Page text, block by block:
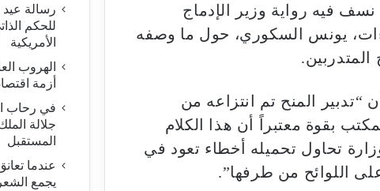
نسف فيه رواية وزير الإدماج
يونس السكوري، حول ما وصفه
المتدربين.
“تدبير المنح تم انتزاعه من
بقوة معتبراً أن هذا الكلام
تحاول تحميله أخطاء تعود في
اللوائح من طرفها”.
رسالة
للحكم
الأمريكية
​الهروب
أزمة
في رحاب
جلالة
المستقبل
​عندما
يجمع